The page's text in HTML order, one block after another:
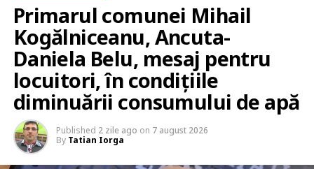
Primarul comunei Mihail
Kogălniceanu, Ancuta-
Daniela Belu, mesaj pentru
locuitori, în condițiile
diminuării consumului de apă
Published 2 zile ago on 7 august 2026
By Tatian Iorga